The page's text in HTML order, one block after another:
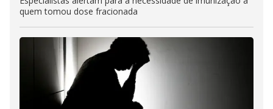
quem tomou dose fracionada